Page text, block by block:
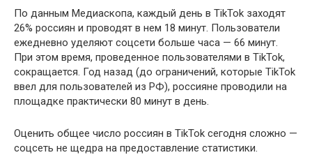
По данным Медиаскопа, каждый день в TikTok заходят
26% россиян и проводят в нем 18 минут. Пользователи
ежедневно уделяют соцсети больше часа — 66 минут.
При этом время, проведенное пользователями в TikTok,
сокращается. Год назад (до ограничений, которые TikTok
ввел для пользователей из РФ), россияне проводили на
площадке практически 80 минут в день.
Оценить общее число россиян в TikTok сегодня сложно —
соцсеть не щедра на предоставление статистики.